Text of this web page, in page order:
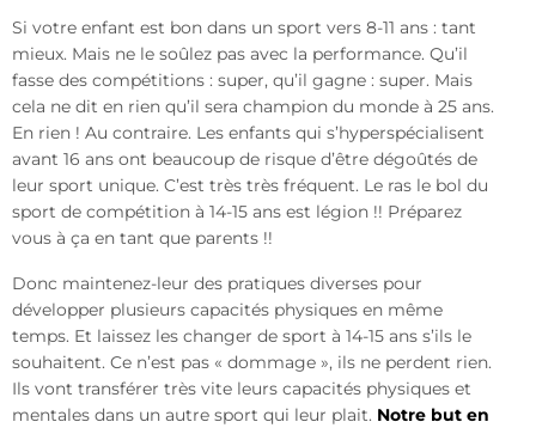
Si votre enfant est bon dans un sport vers 8-11 ans : tant
mieux. Mais ne le soûlez pas avec la performance. Qu’il
fasse des compétitions : super, qu’il gagne : super. Mais
cela ne dit en rien qu’il sera champion du monde à 25 ans.
En rien ! Au contraire. Les enfants qui s’hyperspécialisent
avant 16 ans ont beaucoup de risque d’être dégoûtés de
leur sport unique. C’est très très fréquent. Le ras le bol du
sport de compétition à 14-15 ans est légion !! Préparez
vous à ça en tant que parents !!
Donc maintenez-leur des pratiques diverses pour
développer plusieurs capacités physiques en même
temps. Et laissez les changer de sport à 14-15 ans s’ils le
souhaitent. Ce n’est pas « dommage », ils ne perdent rien.
Ils vont transférer très vite leurs capacités physiques et
mentales dans un autre sport qui leur plait. Notre but en